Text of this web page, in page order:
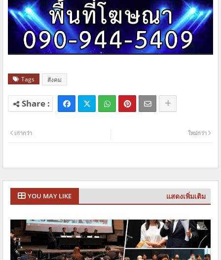
Tags สังคม
ใหม่กว่า
เก่ากว่า
YOU MAY LIKE แสดงเพิ่มเติม